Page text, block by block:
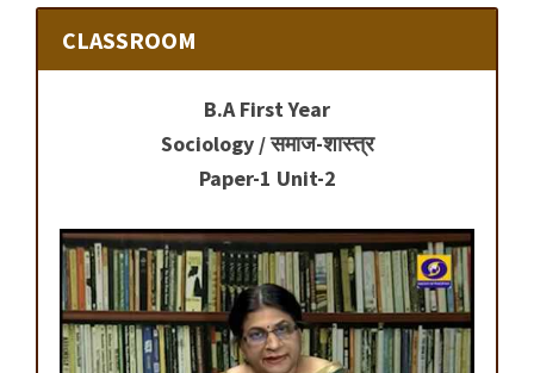
CLASSROOM
B.A First Year
Sociology / समाज-शास्त्र
Paper-1 Unit-2